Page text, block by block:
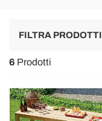
FILTRA PRODOTTI
6 Prodotti